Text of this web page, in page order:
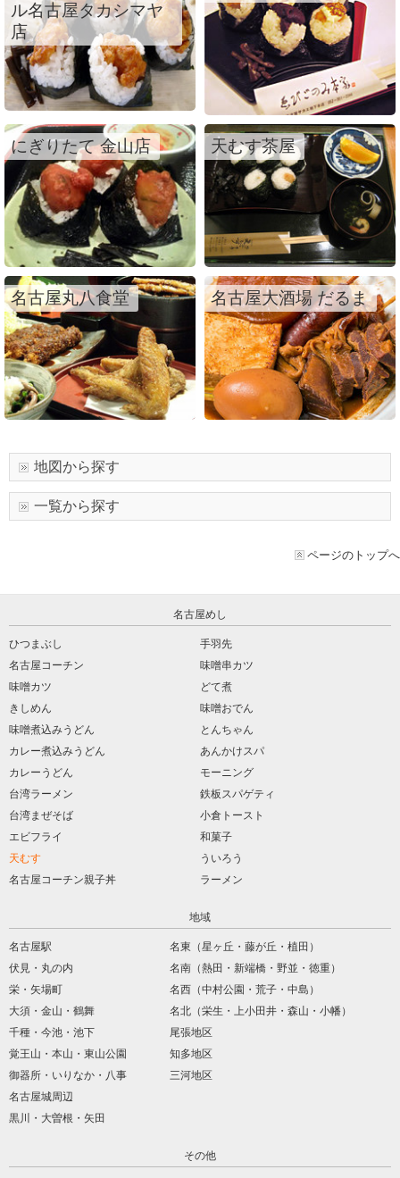
ル名古屋タカシマヤ
店
にぎりたて 金山店 天むす茶屋
名古屋丸八食堂 名古屋大酒場 だるま
地図から探す
一覧から探す
ページのトップへ
名古屋めし
ひつまぶし
名古屋コーチン
味噌カツ
きしめん
味噌煮込みうどん
カレー煮込みうどん
カレーうどん
台湾ラーメン
台湾まぜそば
エビフライ
天むす
名古屋コーチン親子丼
手羽先
味噌串カツ
どて煮
味噌おでん
とんちゃん
あんかけスパ
モーニング
鉄板スパゲティ
小倉トースト
和菓子
ういろう
ラーメン
地域
名古屋駅
伏見・丸の内
栄・矢場町
大須・金山・鶴舞
千種・今池・池下
覚王山・本山・東山公園
御器所・いりなか・八事
名古屋城周辺
黒川・大曽根・矢田
名東（星ヶ丘・藤が丘・植田）
名南（熱田・新端橋・野並・徳重）
名西（中村公園・荒子・中島）
名北（栄生・上小田井・森山・小幡）
尾張地区
知多地区
三河地区
その他